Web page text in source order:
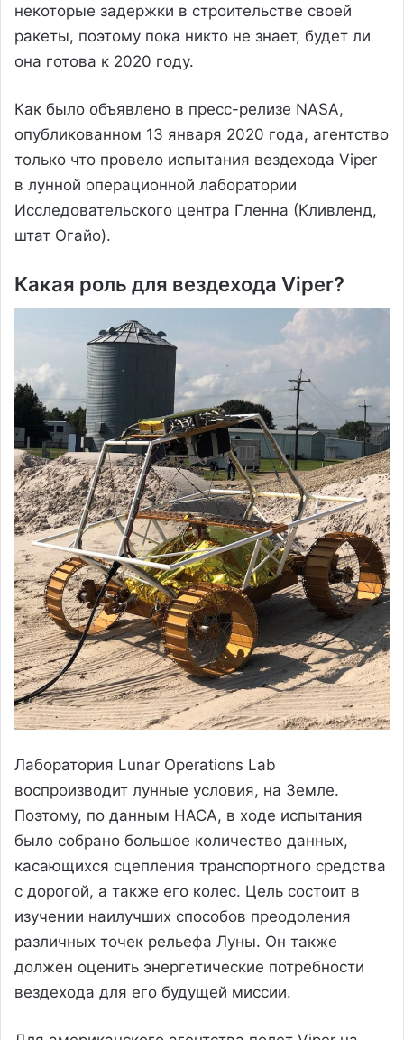
некоторые задержки в строительстве своей
ракеты, поэтому пока никто не знает, будет ли
она готова к 2020 году.
Как было объявлено в пресс-релизе NASA,
опубликованном 13 января 2020 года, агентство
только что провело испытания вездехода Viper
в лунной операционной лаборатории
Исследовательского центра Гленна (Кливленд,
штат Огайо).
Какая роль для вездехода Viper?
Лаборатория Lunar Operations Lab
воспроизводит лунные условия, на Земле.
Поэтому, по данным НАСА, в ходе испытания
было собрано большое количество данных,
касающихся сцепления транспортного средства
с дорогой, а также его колес. Цель состоит в
изучении наилучших способов преодоления
различных точек рельефа Луны. Он также
должен оценить энергетические потребности
вездехода для его будущей миссии.